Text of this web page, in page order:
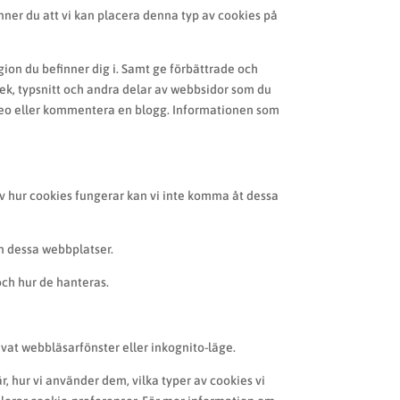
du att vi kan placera denna typ av cookies på
du befinner dig i. Samt ge förbättrade och
typsnitt och andra delar av webbsidor som du
eller kommentera en blogg. Informationen som
cookies fungerar kan vi inte komma åt dessa
webbplatser.
hur de hanteras.
webbläsarfönster eller inkognito-läge.
hur vi använder dem, vilka typer av cookies vi